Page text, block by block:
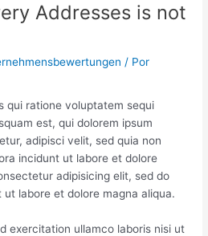
Addresses is not
/ Por
qui ratione voluptatem sequi
est, qui dolorem ipsum
adipisci velit, sed quia non
incidunt ut labore et dolore
adipisicing elit, sed do
labore et dolore magna aliqua.
exercitation ullamco laboris nisi ut